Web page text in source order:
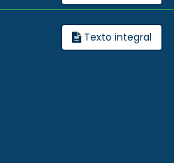
Texto integral